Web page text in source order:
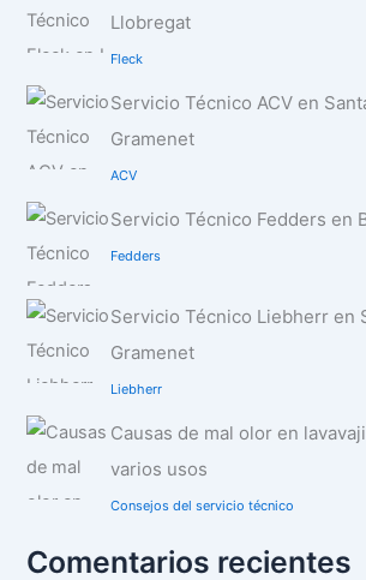
Llobregat
Fleck
Servicio Técnico ACV en
Gramenet
ACV
Servicio Técnico Fedders en
Fedders
Servicio Técnico Liebherr en
Gramenet
Liebherr
Causas de mal olor en
varios usos
Consejos del servicio técnico
Comentarios recientes